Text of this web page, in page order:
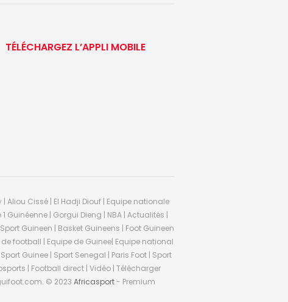
TÉLÉCHARGEZ L’APPLI MOBILE
Cissé | El Hadji Diouf | Equipe nationale
| Gorgui Dieng | NBA | Actualités |
Guineen | Basket Guineens | Foot Guineen
football | Equipe de Guinee| Equipe national
Guinee | Sport Senegal | Paris Foot | Sport
| Football direct | Vidéo | Télécharger
© 2023 Africasport- Premium